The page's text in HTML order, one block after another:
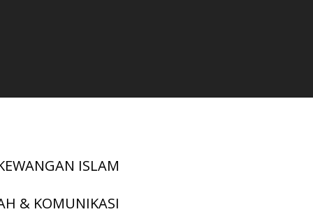
ISLAM
& KOMUNIKASI